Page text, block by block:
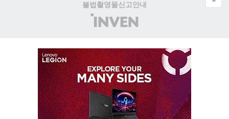
불법촬영물신고안내
(주)
인